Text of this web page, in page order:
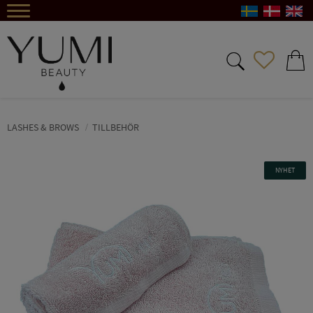
LASHES & BROWS TILLBEHÖR
NYHET